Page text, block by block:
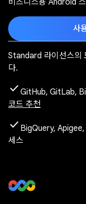
비즈니스용 Android
사
Standard 라이선스의
다.
check GitHub, GitLab,
코드 추천
check BigQuery,
세스